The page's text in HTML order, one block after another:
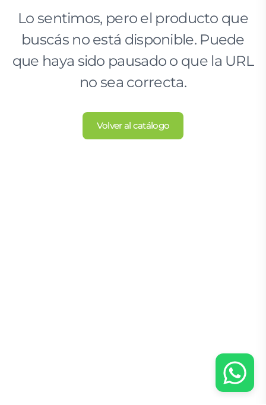
Lo sentimos, pero el producto que
buscás no está disponible. Puede
que haya sido pausado o que la URL
no sea correcta.
Volver al catálogo